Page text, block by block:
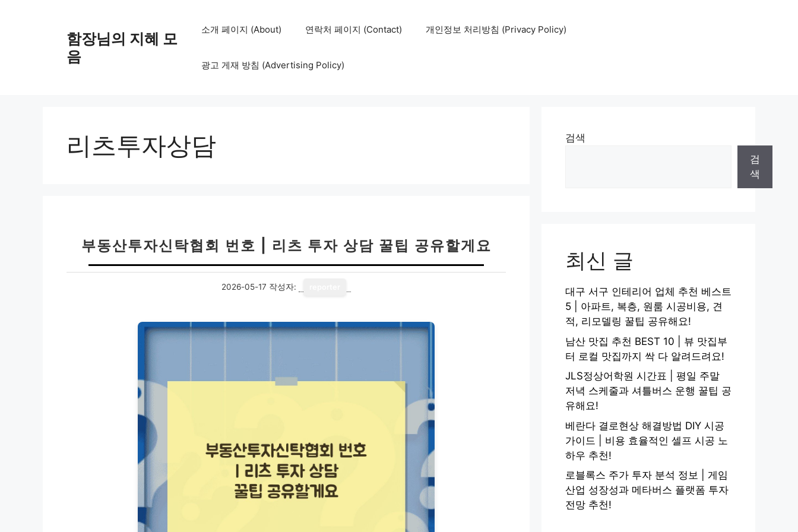
함장님의 지혜 모
음
소개 페이지 (About) 연락처 페이지 (Contact) 개인정보 처리방침 (Privacy Policy)
광고 게재 방침 (Advertising Policy)
리츠투자상담
부동산투자신탁협회 번호 | 리츠 투자 상담 꿀팁 공유할게요
2026-05-17 작성자:
검색
검
색
최신 글
대구 서구 인테리어 업체 추천 베스트
5 | 아파트, 복층, 원룸 시공비용, 견
적, 리모델링 꿀팁 공유해요!
남산 맛집 추천 BEST 10 | 뷰 맛집부
터 로컬 맛집까지 싹 다 알려드려요!
JLS정상어학원 시간표 | 평일 주말
저녁 스케줄과 셔틀버스 운행 꿀팁 공
유해요!
베란다 결로현상 해결방법 DIY 시공
가이드 | 비용 효율적인 셀프 시공 노
하우 추천!
로블록스 주가 투자 분석 정보 | 게임
산업 성장성과 메타버스 플랫폼 투자
전망 추천!